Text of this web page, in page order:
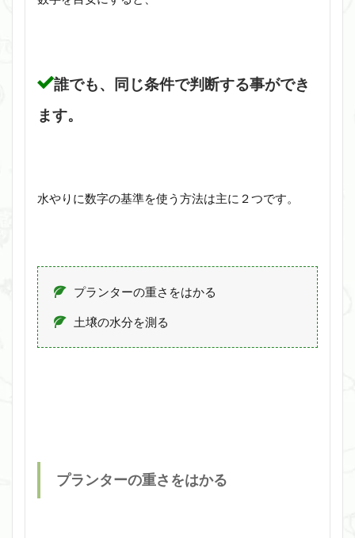
誰でも、同じ条件で判断する事ができ
ます。
水やりに数字の基準を使う方法は主に２つです。
プランターの重さをはかる
土壌の水分を測る
プランターの重さをはかる